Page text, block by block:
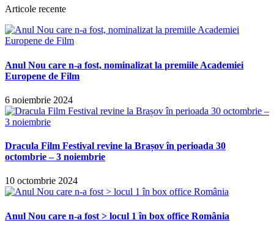
Articole recente
Anul Nou care n-a fost, nominalizat la premiile Academiei
Europene de Film
6 noiembrie 2024
Dracula Film Festival revine la Brașov în perioada 30
octombrie – 3 noiembrie
10 octombrie 2024
Anul Nou care n-a fost > locul 1 în box office România